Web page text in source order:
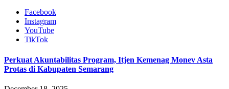
Facebook
Instagram
YouTube
TikTok
Perkuat Akuntabilitas Program, Itjen Kemenag Monev Asta
Protas di Kabupaten Semarang